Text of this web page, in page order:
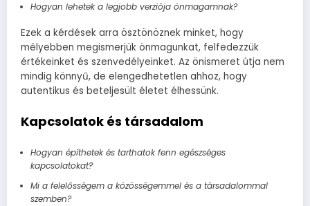
Hogyan lehetek a legjobb verziója önmagamnak?
Ezek a kérdések arra ösztönöznek minket, hogy
mélyebben megismerjük önmagunkat, felfedezzük
értékeinket és szenvedélyeinket. Az önismeret útja nem
mindig könnyű, de elengedhetetlen ahhoz, hogy
autentikus és beteljesült életet élhessünk.
Kapcsolatok és társadalom
Hogyan építhetek és tarthatok fenn egészséges
kapcsolatokat?
Mi a felelősségem a közösségemmel és a társadalommal
szemben?